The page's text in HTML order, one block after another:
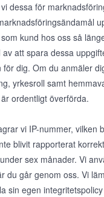
dessa för
kund hos oss så
att spara dessa
dig. Om du anmäler
yrkesroll samt
ordentligt överförda.
vi IP-nummer,
blivit rapporterat
sex månader. Vi
du går genom oss. Vi
sin egen